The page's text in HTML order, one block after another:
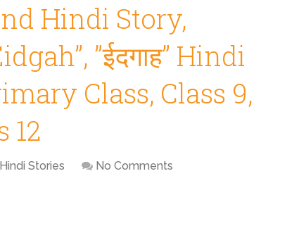
Hindi Story,
”ईदगाह” Hindi
Class, Class 9,
12
Hindi Stories No Comments